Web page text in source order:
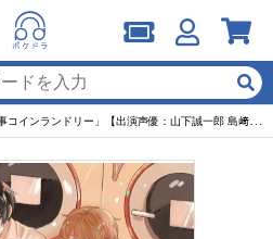
インランドリー」【出演声優：山下誠一郎 島﨑信長】